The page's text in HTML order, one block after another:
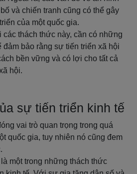
và chiến tranh cũng có thể gây
của một quốc gia.
các thách thức này, cần có những
bảo rằng sự tiến triển xã hội
bền vững và có lợi cho tất cả
hội.
sự tiến triển kinh tế
vai trò quan trọng trong quá
quốc gia, tuy nhiên nó cũng đem
một trong những thách thức